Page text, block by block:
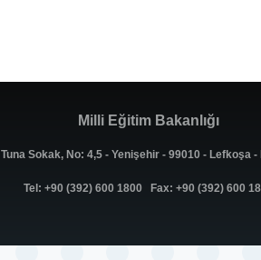
Milli Eğitim Bakanlığı
Sokak, No: 4,5 - Yenişehir - 99010 - Lefkoşa
Tel: +90 (392) 600 1800 Fax: +90 (392) 600